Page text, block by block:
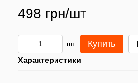
498 грн/шт
шт Купить
Характеристики